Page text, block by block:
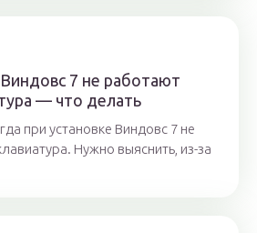
7 не работают
— что делать
при установке Виндовс 7 не
Нужно выяснить, из-за